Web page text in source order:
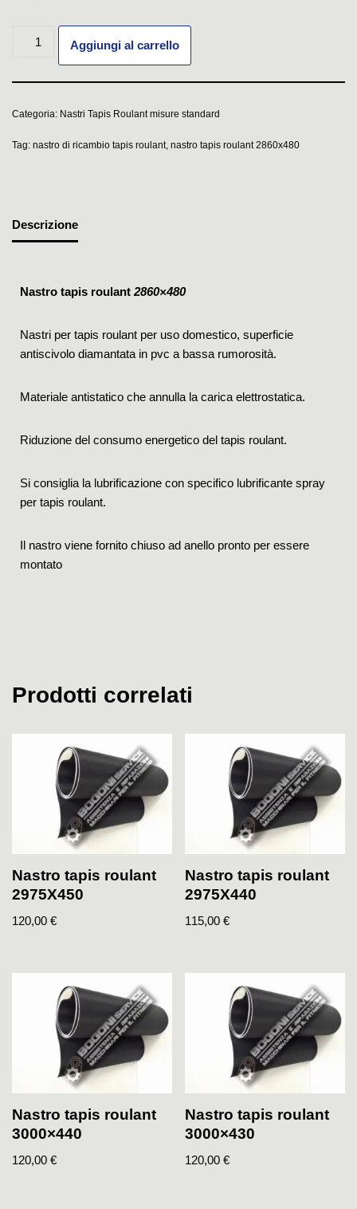
Aggiungi al carrello
Categoria: Nastri Tapis Roulant misure standard
Tag: nastro di ricambio tapis roulant, nastro tapis roulant 2860x480
Descrizione
Nastro tapis roulant 2860×480
Nastri per tapis roulant per uso domestico, superficie
antiscivolo diamantata in pvc a bassa rumorosità.
Materiale antistatico che annulla la carica elettrostatica.
Riduzione del consumo energetico del tapis roulant.
Si consiglia la lubrificazione con specifico lubrificante spray
per tapis roulant.
Il nastro viene fornito chiuso ad anello pronto per essere
montato
Prodotti correlati
Nastro tapis roulant
2975X450
120,00 €
Nastro tapis roulant
2975X440
115,00€
Nastro tapis roulant
3000×440
120,00 €
Nastro tapis roulant
3000×430
120,00€